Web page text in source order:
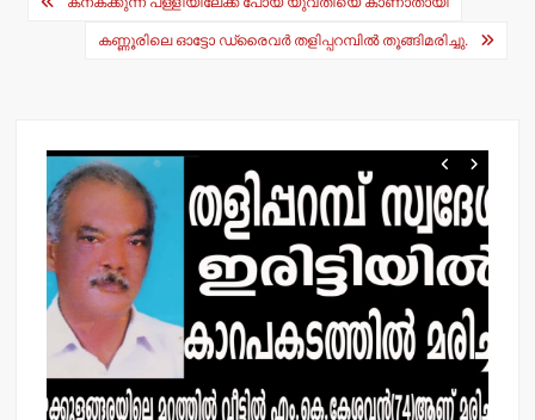
p
o
navigation
കണ്ണൂരിലെ ഓട്ടോ ഡ്രൈവര്‍ തളിപ്പറമ്പില്‍ തൂങ്ങിമരിച്ചു.